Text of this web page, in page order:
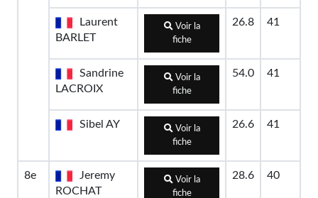
Laurent
BARLET
Voir la
fiche
26.8 41
Sandrine
LACROIX
Voir la
fiche
54.0 41
Sibel AY
Voir la
fiche
26.6 41
8e
Jeremy
ROCHAT
Voir la
fiche
28.6 40